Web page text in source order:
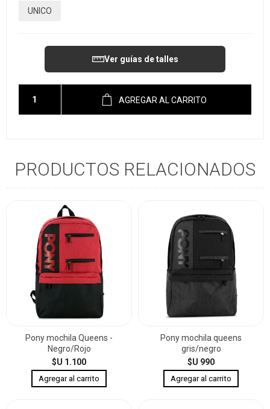
UNICO
Ver guías de talles
AGREGAR AL CARRITO
PRODUCTOS RELACIONADOS
Pony mochila Queens -
Negro/Rojo
$U 1.100
Pony mochila queens
gris/negro
$U 990